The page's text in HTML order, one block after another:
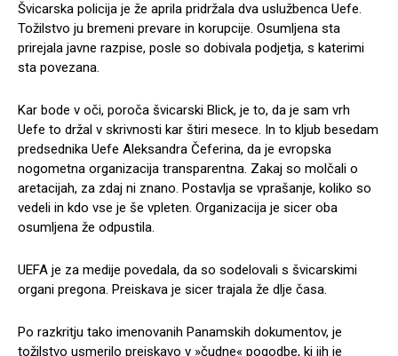
Švicarska policija je že aprila pridržala dva uslužbenca Uefe.
Tožilstvo ju bremeni prevare in korupcije. Osumljena sta
prirejala javne razpise, posle so dobivala podjetja, s katerimi
sta povezana.
Kar bode v oči, poroča švicarski Blick, je to, da je sam vrh
Uefe to držal v skrivnosti kar štiri mesece. In to kljub besedam
predsednika Uefe Aleksandra Čeferina, da je evropska
nogometna organizacija transparentna. Zakaj so molčali o
aretacijah, za zdaj ni znano. Postavlja se vprašanje, koliko so
vedeli in kdo vse je še vpleten. Organizacija je sicer oba
osumljena že odpustila.
UEFA je za medije povedala, da so sodelovali s švicarskimi
organi pregona. Preiskava je sicer trajala že dlje časa.
Po razkritju tako imenovanih Panamskih dokumentov, je
tožilstvo usmerilo preiskavo v »čudne« pogodbe, ki jih je